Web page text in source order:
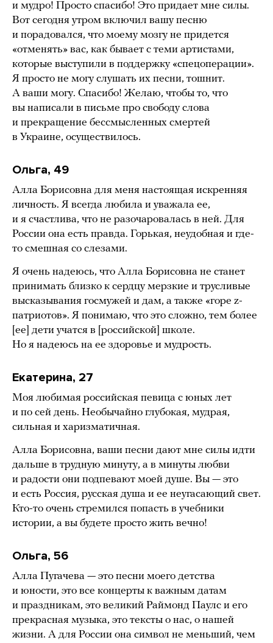
и мудро! Просто спасибо! Это придает мне силы.
Вот сегодня утром включил вашу песню
и порадовался, что моему мозгу не придется
«отменять» вас, как бывает с теми артистами,
которые выступили в поддержку «спецоперации».
Я просто не могу слушать их песни, тошнит.
А ваши могу. Спасибо! Желаю, чтобы то, что
вы написали в письме про свободу слова
и прекращение бессмысленных смертей
в Украине, осуществилось.
Ольга, 49
Алла Борисовна для меня настоящая искренняя
личность. Я всегда любила и уважала ее,
и я счастлива, что не разочаровалась в ней. Для
России она есть правда. Горькая, неудобная и где-
то смешная со слезами.
Я очень надеюсь, что Алла Борисовна не станет
принимать близко к сердцу мерзкие и трусливые
высказывания госмужей и дам, а также «горе z-
патриотов». Я понимаю, что это сложно, тем более
[ее] дети учатся в [российской] школе.
Но я надеюсь на ее здоровье и мудрость.
Екатерина, 27
Моя любимая российская певица с юных лет
и по сей день. Необычайно глубокая, мудрая,
сильная и харизматичная.
Алла Борисовна, ваши песни дают мне силы идти
дальше в трудную минуту, а в минуты любви
и радости они подпевают моей душе. Вы — это
и есть Россия, русская душа и ее неугасающий свет.
Кто-то очень стремился попасть в учебники
истории, а вы будете просто жить вечно!
Ольга, 56
Алла Пугачева — это песни моего детства
и юности, это все концерты к важным датам
и праздникам, это великий Раймонд Паулс и его
прекрасная музыка, это тексты о нас, о нашей
жизни. А для России она символ не меньший, чем